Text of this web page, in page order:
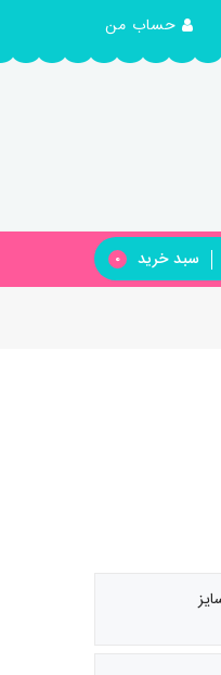
حساب من
سبد خرید 0